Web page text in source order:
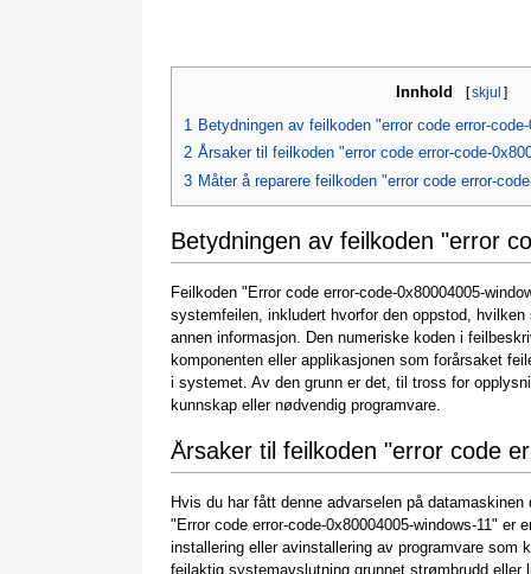
Innhold [skjul ]
1 Betydningen av feilkoden "error code error-
2 Årsaker til feilkoden "error code error-code-
3 Måter å reparere feilkoden "error code error-
Betydningen av feilkoden "error
Feilkoden "Error code error-code-0x80004005-
systemfeilen, inkludert hvorfor den oppstod,
annen informasjon. Den numeriske koden i
komponenten eller applikasjonen som forårsaket
i systemet. Av den grunn er det, til tross for
kunnskap eller nødvendig programvare.
Årsaker til feilkoden "error code
Hvis du har fått denne advarselen på
"Error code error-code-0x80004005-windows-11"
installering eller avinstallering av programvare som
feilaktig systemavslutning grunnet strømbrudd